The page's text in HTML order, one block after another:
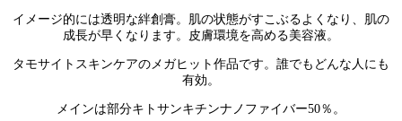
イメージ的には透明な絆創膏。肌の状態がすこぶるよくなり、肌の
成長が早くなります。皮膚環境を高める美容液。
タモサイトスキンケアのメガヒット作品です。誰でもどんな人にも
有効。
メインは部分キトサンキチンナノファイバー50％。